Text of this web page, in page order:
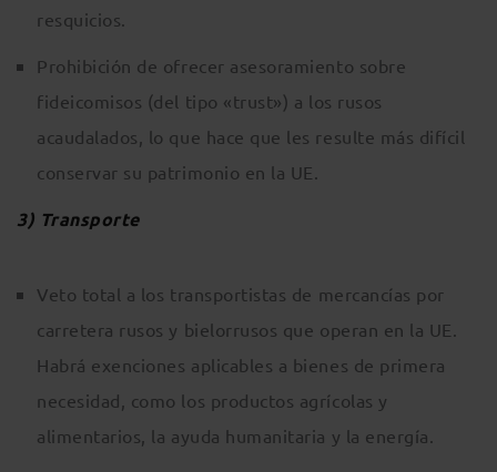
resquicios.
Prohibición de ofrecer asesoramiento sobre
fideicomisos (del tipo «trust») a los rusos
acaudalados, lo que hace que les resulte más difícil
conservar su patrimonio en la UE.
3) Transporte
Veto total a los transportistas de mercancías por
carretera rusos y bielorrusos que operan en la UE.
Habrá exenciones aplicables a bienes de primera
necesidad, como los productos agrícolas y
alimentarios, la ayuda humanitaria y la energía.